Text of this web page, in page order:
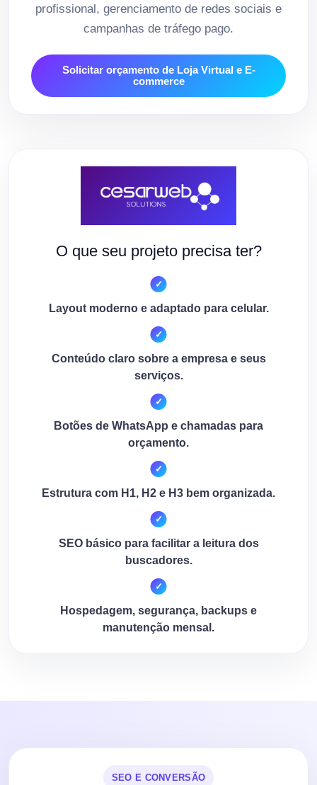
profissional, gerenciamento de redes sociais e
campanhas de tráfego pago.
Solicitar orçamento de Loja Virtual e E-
commerce
O que seu projeto precisa ter?
Layout moderno e adaptado para celular.
Conteúdo claro sobre a empresa e seus
serviços.
Botões de WhatsApp e chamadas para
orçamento.
Estrutura com H1, H2 e H3 bem organizada.
SEO básico para facilitar a leitura dos
buscadores.
Hospedagem, segurança, backups e
manutenção mensal.
SEO E CONVERSÃO